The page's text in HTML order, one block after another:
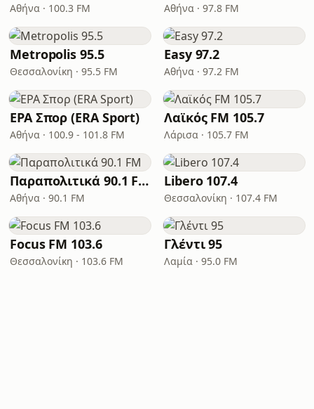
Αθήνα · 100.3 FM Αθήνα · 97.8 FM
Metropolis 95.5
Θεσσαλονίκη · 95.5 FM
Easy 97.2
Αθήνα · 97.2 FM
ΕΡΑ Σπορ (ERA Sport)
Αθήνα · 100.9 - 101.8 FM
Λαϊκός FM 105.7
Λάρισα · 105.7 FM
Παραπολιτικά 90.1 FM
Αθήνα · 90.1 FM
Libero 107.4
Θεσσαλονίκη · 107.4 FM
Focus FM 103.6
Θεσσαλονίκη · 103.6 FM
Γλέντι 95
Λαμία · 95.0 FM